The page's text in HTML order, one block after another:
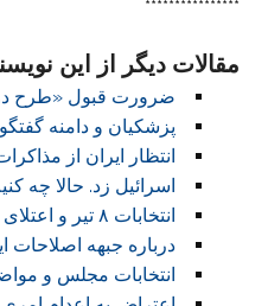
****************
مقالات دیگر از این
ضرورت قبول «طرح
پزشکیان و دامنه
انتظار ایران از
اسرائیل زد. حالا چه
انتخابات ۸ تیر و اعتلای نقش جبهه اصلاحات
درباره جبهه اصلاحات
انتخابات مجلس و